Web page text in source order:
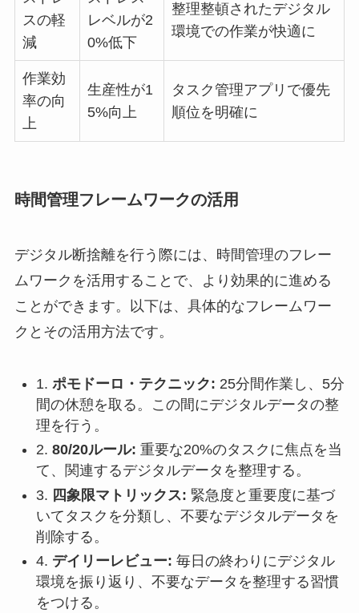
スの軽
減
レベルが2
0%低下
整理整頓されたデジタル
環境での作業が快適に
作業効
率の向
上
生産性が1
5%向上
タスク管理アプリで優先
順位を明確に
時間管理フレームワークの活用
デジタル断捨離を行う際には、時間管理のフレー
ムワークを活用することで、より効果的に進める
ことができます。以下は、具体的なフレームワー
クとその活用方法です。
1. ポモドーロ・テクニック: 25分間作業し、5分
間の休憩を取る。この間にデジタルデータの整
理を行う。
2. 80/20ルール: 重要な20%のタスクに焦点を当
て、関連するデジタルデータを整理する。
3. 四象限マトリックス: 緊急度と重要度に基づ
いてタスクを分類し、不要なデジタルデータを
削除する。
4. デイリーレビュー: 毎日の終わりにデジタル
環境を振り返り、不要なデータを整理する習慣
をつける。